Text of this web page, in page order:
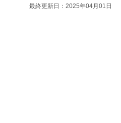
最終更新日：2025年04月01日